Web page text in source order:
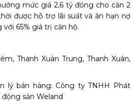
mức giá 2,6 tỷ đồng cho căn 2
được hỗ trợ lãi suất và ân hạn nợ
65% giá trị căn hộ.
Thanh Xuân Trung, Thanh Xuân,
lý bán hàng: Công ty TNHH Phát
sản Weland